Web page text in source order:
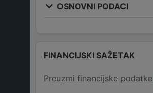
OSNOVNI PODACI
FINANCIJSKI SAŽETAK
Preuzmi financijske podatke